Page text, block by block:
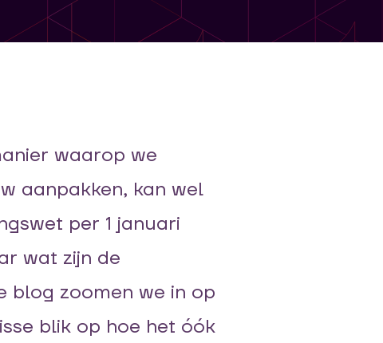
waarop we
aanpakken, kan wel
per 1 januari
wat zijn de
blog zoomen we in op
blik op hoe het óók